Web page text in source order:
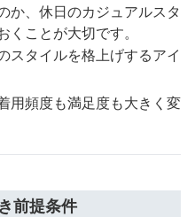
か、休日のカジュアルスタ
ことが大切です。
スタイルを格上げするアイ
用頻度も満足度も大きく変
前提条件